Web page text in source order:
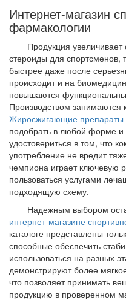
Интернет-магазин
фармакологии
Продукция увеличивает
стероиды для спортсменов,
быстрее даже после
происходит и на
повышаются
Производством занимаются
Жиросжигающие препараты
подобрать в любой форме и
удостовериться в том, что
употребление не вредит
чемпиона играет ключевую
пользоваться услугами
подходящую схему.
Надежным выбором
интернет-магазине
каталоге представлены
способные обеспечить
использоваться на разных
демонстрируют более
что позволяет принимать
продукцию в проверенном